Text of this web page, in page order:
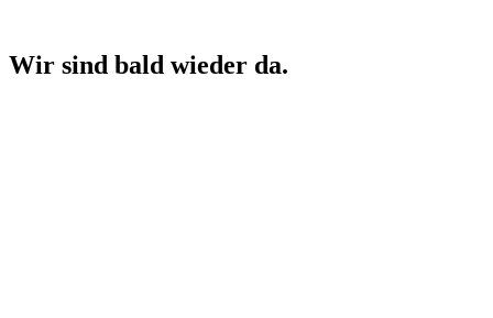
Wir sind bald wieder da.